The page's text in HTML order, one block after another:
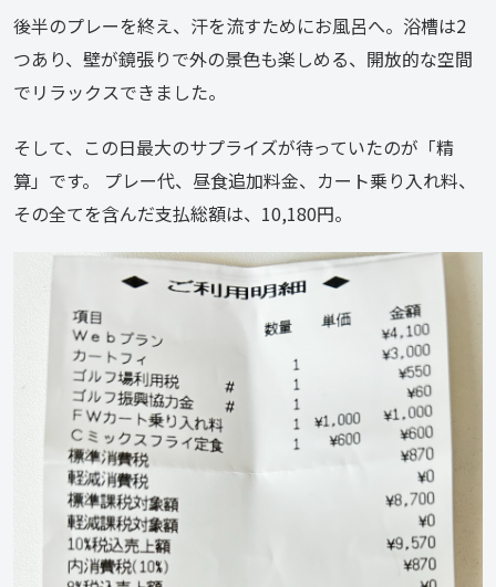
後半のプレーを終え、汗を流すためにお風呂へ。浴槽は2
つあり、壁が鏡張りで外の景色も楽しめる、開放的な空間
でリラックスできました。
そして、この日最大のサプライズが待っていたのが「精
算」です。 プレー代、昼食追加料金、カート乗り入れ料、
その全てを含んだ支払総額は、10,180円。